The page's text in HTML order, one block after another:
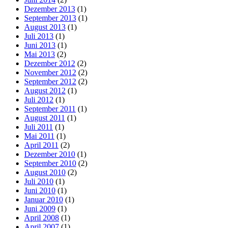
Dezember 2013 (1)
September 2013 (1)
August 2013 (1)
Juli 2013 (1)
Juni 2013 (1)
Mai 2013 (2)
Dezember 2012 (2)
November 2012 (2)
September 2012 (2)
August 2012 (1)
Juli 2012 (1)
September 2011 (1)
August 2011 (1)
Juli 2011 (1)
Mai 2011 (1)
April 2011 (2)
Dezember 2010 (1)
September 2010 (2)
August 2010 (2)
Juli 2010 (1)
Juni 2010 (1)
Januar 2010 (1)
Juni 2009 (1)
April 2008 (1)